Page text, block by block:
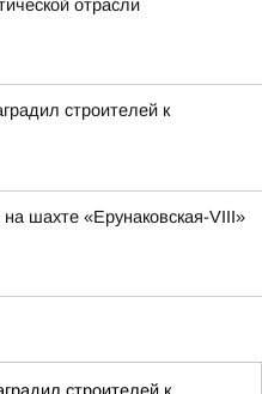
отрасли
строителей к
шахте «Ерунаковская-VIII»